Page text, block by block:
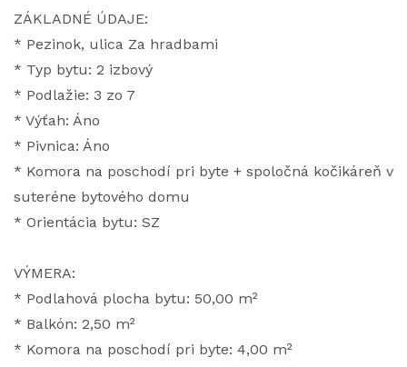
ZÁKLADNÉ ÚDAJE:
* Pezinok, ulica Za hradbami
* Typ bytu: 2 izbový
* Podlažie: 3 zo 7
* Výťah: Áno
* Pivnica: Áno
* Komora na poschodí pri byte + spoločná kočikáreň v
suteréne bytového domu
* Orientácia bytu: SZ
VÝMERA:
* Podlahová plocha bytu: 50,00 m²
* Balkón: 2,50 m²
* Komora na poschodí pri byte: 4,00 m²